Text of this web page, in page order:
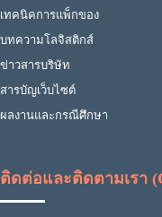
เทคนิคการแพ็กของ
บทความโลจิสติกส์
ข่าวสารบริษัท
สารบัญเว็บไซต์
ผลงานและกรณีศึกษา
ติดต่อและติดตามเรา